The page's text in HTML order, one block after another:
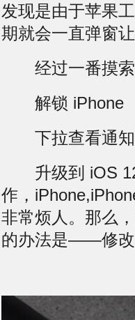
发现是由于苹果
期就会一直弹窗让
经过一番摸索
解锁 iPhone
下拉查看通知
升级到 iOS 12
作，
非常烦人。那么
的办法是——修改